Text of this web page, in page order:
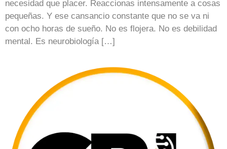
necesidad que placer. Reaccionas intensamente a cosas
pequeñas. Y ese cansancio constante que no se va ni
con ocho horas de sueño. No es flojera. No es debilidad
mental. Es neurobiología […]